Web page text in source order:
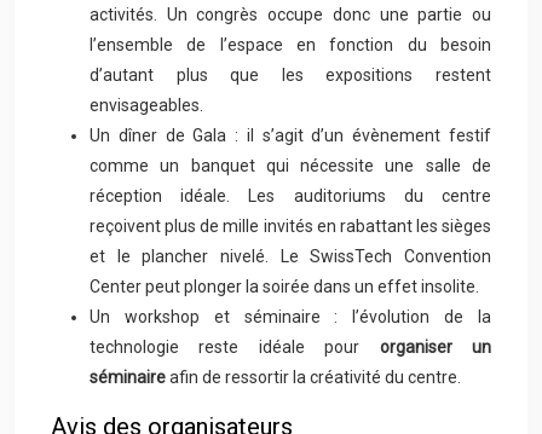
activités. Un congrès occupe donc une partie ou
l’ensemble de l’espace en fonction du besoin
d’autant plus que les expositions restent
envisageables.
Un dîner de Gala : il s’agit d’un évènement festif
comme un banquet qui nécessite une salle de
réception idéale. Les auditoriums du centre
reçoivent plus de mille invités en rabattant les sièges
et le plancher nivelé. Le SwissTech Convention
Center peut plonger la soirée dans un effet insolite.
Un workshop et séminaire : l’évolution de la
technologie reste idéale pour organiser un
séminaireafin de ressortir la créativité du centre.
Avis des organisateurs